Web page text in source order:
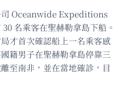
司 Oceanwide Expeditions
名乘客在聖赫勒拿島下船。
才首次確認船上一名乘客感
籍男子在聖赫勒拿島停靠三
至南非，並在當地確診，目